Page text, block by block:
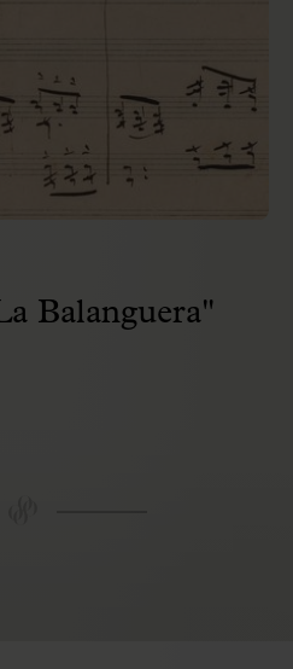
Balanguera"